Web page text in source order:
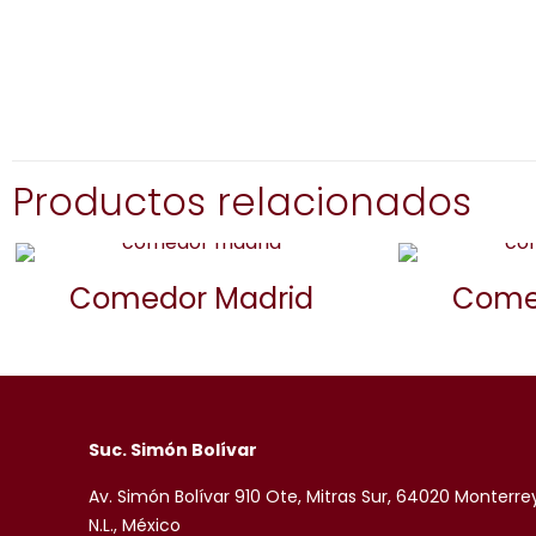
Productos relacionados
Comedor Madrid
Suc. Simón Bolívar
Av. Simón Bolívar 910 Ote, Mitras Sur, 64020
N.L., México